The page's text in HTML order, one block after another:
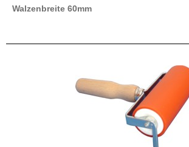
Walzenbreite 60mm